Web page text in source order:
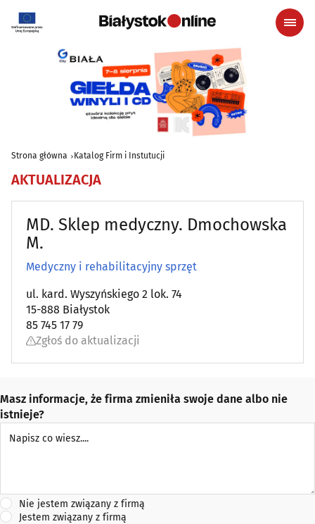
Strona główna Katalog Firm i Instutucji
AKTUALIZACJA
MD. Sklep medyczny. Dmochowska
M.
Medyczny i rehabilitacyjny sprzęt
ul. kard. Wyszyńskiego 2 lok. 74
15-888 Białystok
85 745 17 79
Zgłoś do aktualizacji
Masz informacje, że firma zmieniła swoje dane albo nie
istnieje?
Nie jestem związany z firmą
Jestem związany z firmą